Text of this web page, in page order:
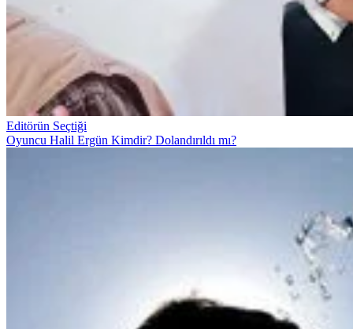
Editörün Seçtiği
Oyuncu Halil Ergün Kimdir? Dolandırıldı mı?